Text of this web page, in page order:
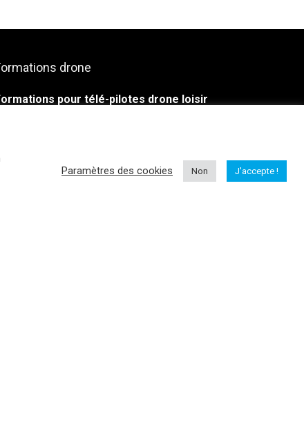
drone
pour télé-pilotes drone loisir
Paramètres des cookies Non J'accepte !